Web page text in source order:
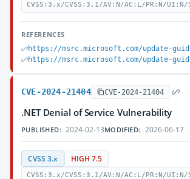
CVSS:3.x/CVSS:3.1/AV:N/AC:L/PR:N/
REFERENCES
https://msrc.microsoft.com/update-
https://msrc.microsoft.com/update-
CVE-2024-21404 CVE-2024-21404
.NET Denial of Service Vulnerability
PUBLISHED: 2024-02-13MODIFIED: 2026-06-17
CVSS 3.x HIGH 7.5
CVSS:3.x/CVSS:3.1/AV:N/AC:L/PR:N/